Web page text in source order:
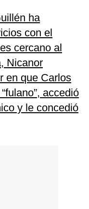
ha
con el
cercano al
Nicanor
en que Carlos
accedió
y le concedió